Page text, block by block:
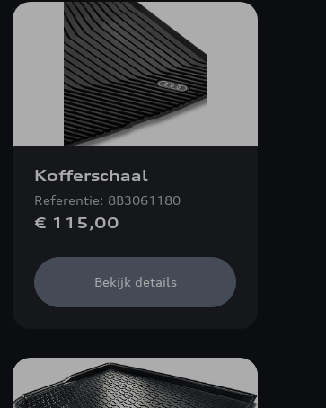
Kofferschaal
Referentie: 8B3061180
€ 115,00
Bekijk details